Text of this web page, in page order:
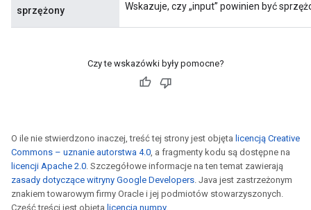
sprzężony Wskazuje, czy „input” powinien być
Czy te wskazówki były pomocne?
O ile nie stwierdzono inaczej, treść tej strony jest objęta licencją Creative
Commons – uznanie autorstwa 4.0, a fragmenty kodu są dostępne na
licencji Apache 2.0. Szczegółowe informacje na ten temat zawierają
zasady dotyczące witryny Google Developers. Java jest zastrzeżonym
znakiem towarowym firmy Oracle i jej podmiotów stowarzyszonych.
Część treści jest objęta licencją numpy.